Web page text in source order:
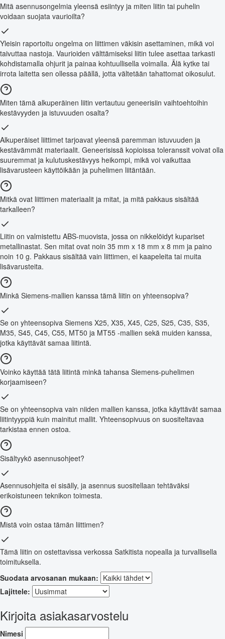
Mitä asennusongelmia yleensä esiintyy ja miten liitin tai puhelin
voidaan suojata vaurioilta?
Yleisin raportoitu ongelma on liittimen väkisin asettaminen, mikä voi
taivuttaa nastoja. Vaurioiden välttämiseksi liitin tulee asettaa tarkasti
kohdistamalla ohjurit ja painaa kohtuullisella voimalla. Älä kytke tai
irrota laitetta sen ollessa päällä, jotta vältetään tahattomat oikosulut.
Miten tämä alkuperäinen liitin vertautuu geneerisiin vaihtoehtoihin
kestävyyden ja istuvuuden osalta?
Alkuperäiset liittimet tarjoavat yleensä paremman istuvuuden ja
kestävämmät materiaalit. Geneerisissä kopioissa toleranssit voivat olla
suuremmat ja kulutuskestävyys heikompi, mikä voi vaikuttaa
lisävarusteen käyttöikään ja puhelimen liitäntään.
Mitkä ovat liittimen materiaalit ja mitat, ja mitä pakkaus sisältää
tarkalleen?
Liitin on valmistettu ABS-muovista, jossa on nikkelöidyt kupariset
metallinastat. Sen mitat ovat noin 35 mm x 18 mm x 8 mm ja paino
noin 10 g. Pakkaus sisältää vain liittimen, ei kaapeleita tai muita
lisävarusteita.
Minkä Siemens-mallien kanssa tämä liitin on yhteensopiva?
Se on yhteensopiva Siemens X25, X35, X45, C25, S25, C35, S35,
M35, S45, C45, C55, MT50 ja MT55 -mallien sekä muiden kanssa,
jotka käyttävät samaa liitintä.
Voinko käyttää tätä liitintä minkä tahansa Siemens-puhelimen
korjaamiseen?
Se on yhteensopiva vain niiden mallien kanssa, jotka käyttävät samaa
liitintyyppiä kuin mainitut mallit. Yhteensopivuus on suositeltavaa
tarkistaa ennen ostoa.
Sisältyykö asennusohjeet?
Asennusohjeita ei sisälly, ja asennus suositellaan tehtäväksi
erikoistuneen teknikon toimesta.
Mistä voin ostaa tämän liittimen?
Tämä liitin on ostettavissa verkossa Satkitista nopealla ja turvallisella
toimituksella.
Suodata arvosanan mukaan:
Lajittele:
Kirjoita asiakasarvostelu
Nimesi